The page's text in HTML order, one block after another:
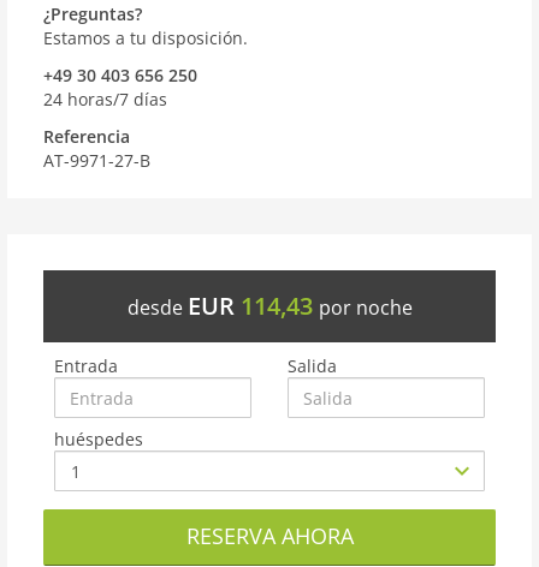
¿Preguntas?
Estamos a tu disposición.
+49 30 403 656 250
24 horas/7 días
Referencia
AT-9971-27-B
desde EUR 114,43 por noche
Entrada Salida
huéspedes
RESERVA AHORA